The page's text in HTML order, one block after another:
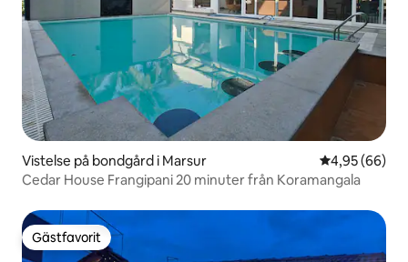
Vistelse på bondgård i Marsur 4,95 av 5 i
4,95 (66)
Cedar House Frangipani 20 minuter från Koramangala
Gästfavorit
Gästfavorit